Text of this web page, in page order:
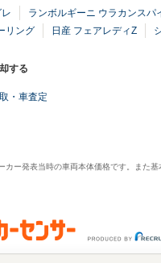
ランボルギーニ ウラカンスパ
リング
日産 フェアレディZ
する
・車査定
カー発表当時の車両本体価格です。また